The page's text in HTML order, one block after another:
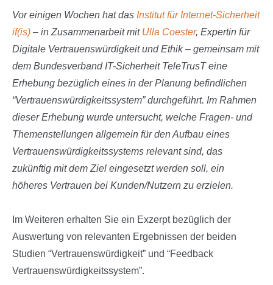
Vor einigen Wochen hat das Institut für Internet-Sicherheit
if(is) – in Zusammenarbeit mit Ulla Coester, Expertin für
Digitale Vertrauenswürdigkeit und Ethik – gemeinsam mit
dem Bundesverband IT-Sicherheit TeleTrusT eine
Erhebung bezüglich eines in der Planung befindlichen
“Vertrauenswürdigkeitssystem” durchgeführt. Im Rahmen
dieser Erhebung wurde untersucht, welche Fragen- und
Themenstellungen allgemein für den Aufbau eines
Vertrauenswürdigkeitssystems relevant sind, das
zukünftig mit dem Ziel eingesetzt werden soll, ein
höheres Vertrauen bei Kunden/Nutzern zu erzielen.
Im Weiteren erhalten Sie ein Exzerpt bezüglich der
Auswertung von relevanten Ergebnissen der beiden
Studien “Vertrauenswürdigkeit” und “Feedback
Vertrauenswürdigkeitssystem”.